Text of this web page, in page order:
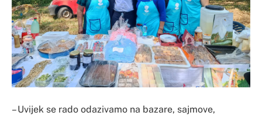
– Uvijek se rado odazivamo na bazare, sajmove,